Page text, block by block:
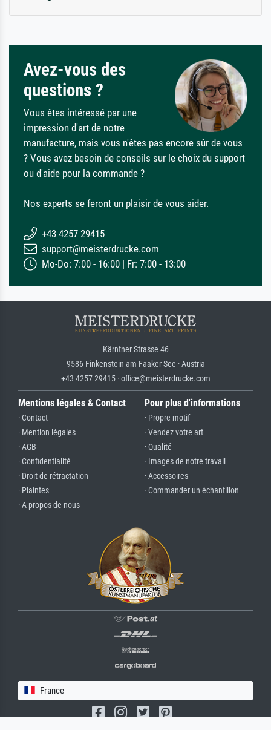
Avez-vous des
questions ?
Vous êtes intéressé par une
impression d'art de notre
manufacture, mais vous n'êtes pas encore sûr de vous
? Vous avez besoin de conseils sur le choix du support
ou d'aide pour la commande ?
Nos experts se feront un plaisir de vous aider.
+43 4257 29415
support@meisterdrucke.com
Mo-Do: 7:00 - 16:00 | Fr: 7:00 - 13:00
Kärntner Strasse 46
9586 Finkenstein am Faaker See · Austria
+43 4257 29415 · office@meisterdrucke.com
Mentions légales & Contact
· Contact
· Mention légales
· AGB
· Confidentialité
· Droit de rétractation
· Plaintes
· A propos de nous
Pour plus d'informations
· Propre motif
· Vendez votre art
· Qualité
· Images de notre travail
· Accessoires
· Commander un échantillon
France